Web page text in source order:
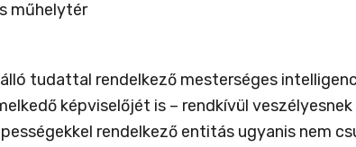
műhelytér
tudattal rendelkező mesterséges
képviselőjét is – rendkívül
rendelkező entitás ugyanis nem